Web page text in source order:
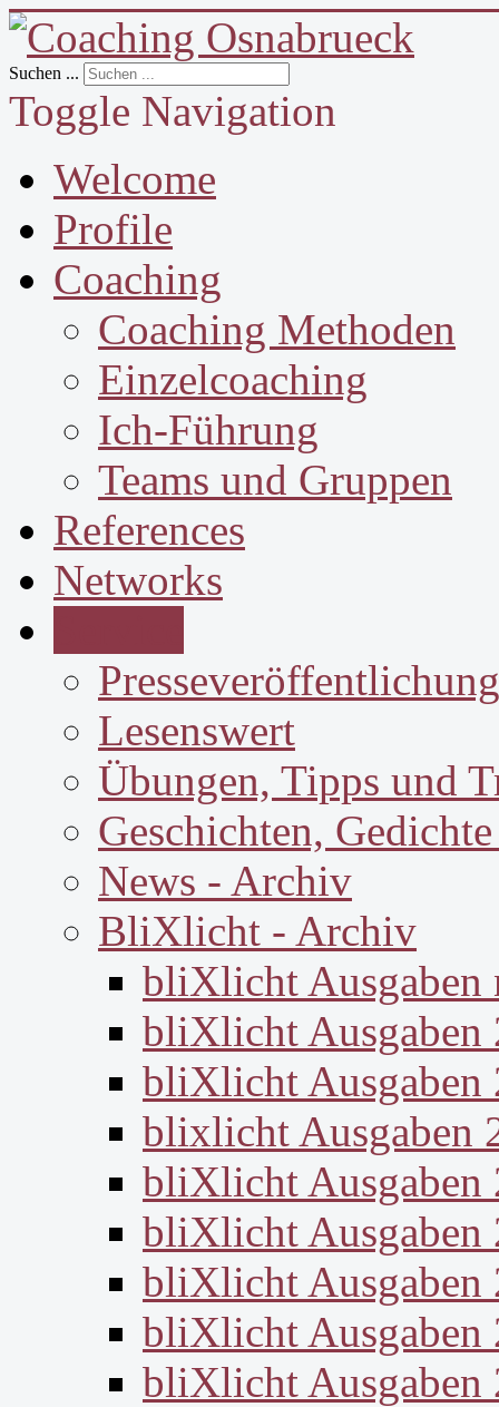
Suchen ...
Toggle Navigation
Welcome
Profile
Coaching
Coaching Methoden
Einzelcoaching
Ich-Führung
Teams und Gruppen
References
Networks
Lesenswert
Übungen, Tipps und
Geschichten,
News - Archiv
BliXlicht - Archiv
bliXlicht Ausgaben
bliXlicht Ausgaben
bliXlicht Ausgaben
blixlicht Ausgaben
bliXlicht Ausgaben
bliXlicht Ausgaben
bliXlicht Ausgaben
bliXlicht Ausgaben
bliXlicht Ausgaben